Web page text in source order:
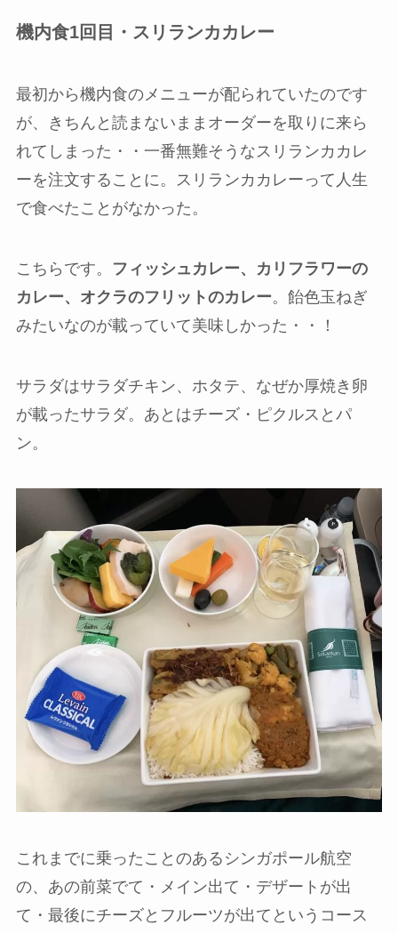
機内食1回目・スリランカカレー
最初から機内食のメニューが配られていたのです
が、きちんと読まないままオーダーを取りに来ら
れてしまった・・一番無難そうなスリランカカレ
ーを注文することに。スリランカカレーって人生
で食べたことがなかった。
こちらです。
フィッシュカレー、カリフラワーの
カレー、オクラのフリットのカレー。飴色玉ねぎ
みたいなのが載っていて美味しかった・・！
サラダはサラダチキン、ホタテ、なぜか厚焼き卵
が載ったサラダ。あとはチーズ・ピクルスとパ
ン。
これまでに乗ったことのあるシンガポール航空
の、あの前菜でて・メイン出て・デザートが出
て・最後にチーズとフルーツが出てというコース